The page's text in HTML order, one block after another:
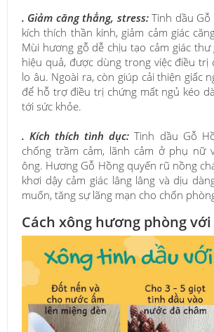
. Giảm căng thẳng, stress: Tinh dầu
kích thích thần kinh, giảm cảm giác
Mùi hương gỗ dễ chịu tạo cảm giác thư
hiệu quả, được dùng trong việc điều trị
lo âu. Ngoài ra, còn giúp cải thiện giấc
để hỗ trợ điều trị chứng mất ngủ kéo
tới sức khỏe.
. Kích thích tình dục: Tinh dầu Gỗ
chống trầm cảm, lãnh cảm ở phụ nữ
ông. Hương Gỗ Hồng quyến rũ nồng
khơi dậy cảm giác lâng lâng và dịu
muốn, tăng sự lãng mạn cho chốn
Cách xông hương phòng